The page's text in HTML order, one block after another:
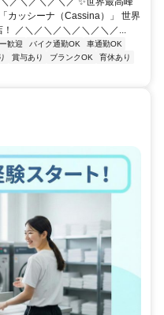
カッシーナ（Cassina）」 世界
／＼／＼／＼／＼／＼／...
歓迎 バイク通勤OK
車通勤OK
賞与あり ブランクOK
育休あり